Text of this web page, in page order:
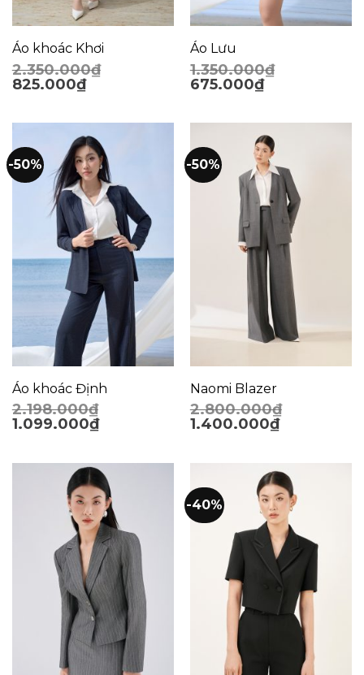
Áo khoác Khơi
2.350.000₫
825.000₫
Áo Lưu
1.350.000₫
675.000₫
-50%
Áo khoác Định
2.198.000₫
1.099.000₫
-50%
Naomi Blazer
2.800.000₫
1.400.000₫
-40%